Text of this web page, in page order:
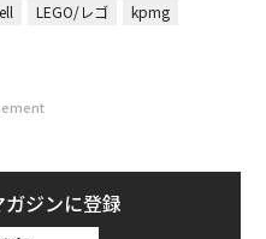
LEGO/レゴ kpmg
ジンに登録